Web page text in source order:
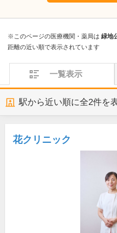
※このページの医療機関・薬局は 緑地
距離の近い順で表示されています
一覧表示
駅から近い順に全2件を
花クリニック